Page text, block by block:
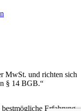
MwSt. und richten sich
§ 14 BGB.“
Erfahrung